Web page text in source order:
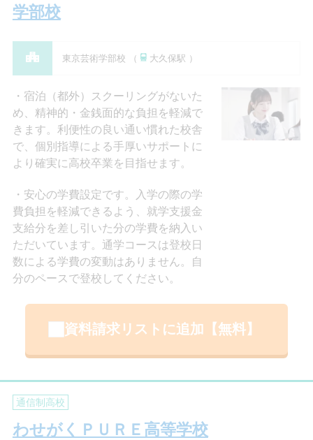
学部校
東京芸術学部校 （ 大久保駅 ）
宿泊（都外）スクーリングがないた
め、精神的・金銭面的な負担を軽減で
きます。利便性の良い通い慣れた校舎
で、個別指導による手厚いサポートに
より確実に高校卒業を目指せます。
安心の学費設定です。入学の際の学
費負担を軽減できるよう、就学支援金
支給分を差し引いた分の学費を納入い
ただいています。通学コースは登校日
数による学費の変動はありません。自
分のペースで登校してください。
資料請求リストに追加【無料】
通信制高校
わせがくＰＵＲＥ高等学校